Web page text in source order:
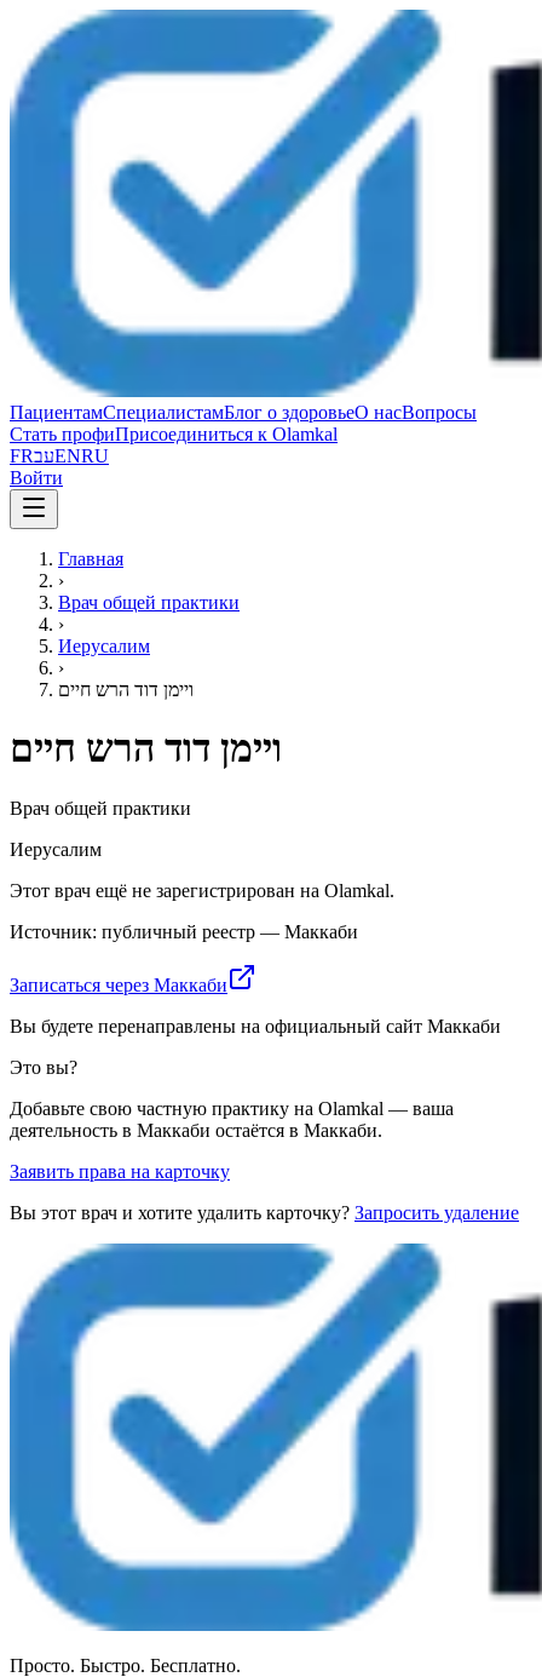
ПациентамСпециалистамБлог о здоровьеО насВопросы
Стать профиПрисоединиться к Olamkal
FRעבENRU
Войти
Главная
›
Врач общей практики
›
Иерусалим
›
ויימן דוד הרש חיים
ויימן דוד הרש חיים
Врач общей практики
Иерусалим
Этот врач ещё не зарегистрирован на Olamkal.
Источник: публичный реестр — Маккаби
Записаться через Маккаби
Вы будете перенаправлены на официальный сайт Маккаби
Это вы?
Добавьте свою частную практику на Olamkal — ваша
деятельность в Маккаби остаётся в Маккаби.
Заявить права на карточку
Вы этот врач и хотите удалить карточку? Запросить удаление
Просто. Быстро. Бесплатно.